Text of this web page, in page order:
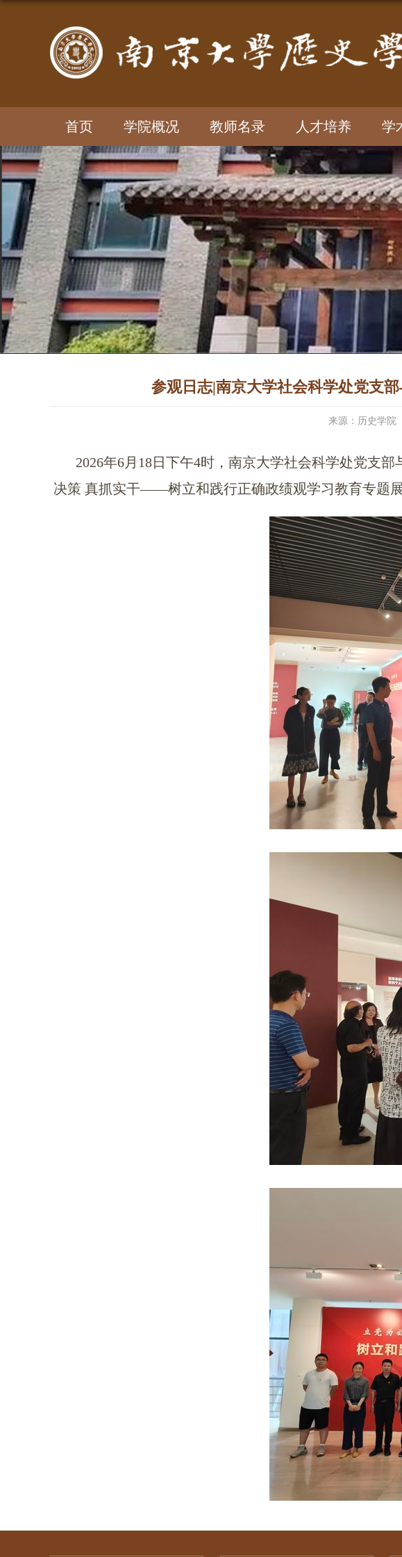
首页 学院概况 教师名录 人才培养 学
参观日志|南京大学社会科学处党支
来源：历史学院
2026年6月18日下午4时，南京大学社会科学处党支
决策 真抓实干——树立和践行正确政绩观学习教育专题展